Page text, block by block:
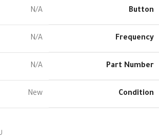
Button
N/A
Frequency
N/A
Part Number
N/A
Condition
New